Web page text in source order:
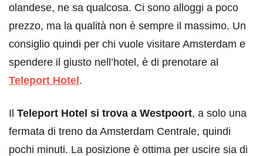
olandese, ne sa qualcosa. Ci sono alloggi a poco
prezzo, ma la qualità non è sempre il massimo. Un
consiglio quindi per chi vuole visitare Amsterdam e
spendere il giusto nell’hotel, è di prenotare al
Teleport Hotel.
Il Teleport Hotel si trova a Westpoort, a solo una
fermata di treno da Amsterdam Centrale, quindi
pochi minuti. La posizione è ottima per uscire sia di